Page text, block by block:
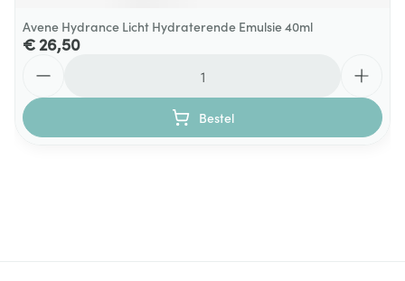
Avene Hydrance Licht Hydraterende Emulsie 40ml
€ 26,50
Bestel